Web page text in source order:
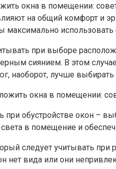
окна в помещении:
на общий комфорт и
максимально
при выборе
сиянием. В этом
наоборот, лучше
при обустройстве окон –
в помещение и
следует учитывать при
нет вида или они